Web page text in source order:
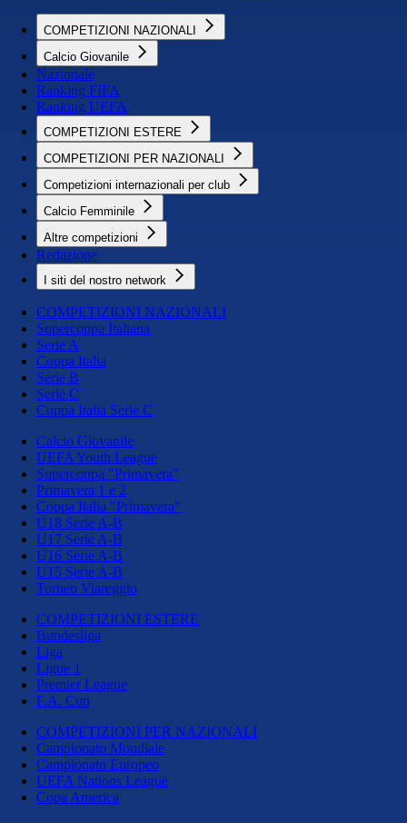
COMPETIZIONI NAZIONALI
Calcio Giovanile
Nazionale
Ranking FIFA
Ranking UEFA
COMPETIZIONI ESTERE
COMPETIZIONI PER NAZIONALI
Competizioni internazionali per club
Calcio Femminile
Altre competizioni
Redazione
I siti del nostro network
COMPETIZIONI NAZIONALI
Supercoppa Italiana
Serie A
Coppa Italia
Serie B
Serie C
Coppa Italia Serie C
Calcio Giovanile
UEFA Youth League
Supercoppa "Primavera"
Primavera 1 e 2
Coppa Italia "Primavera"
U18 Serie A-B
U17 Serie A-B
U16 Serie A-B
U15 Serie A-B
Torneo Viareggio
COMPETIZIONI ESTERE
Bundesliga
Liga
Ligue 1
Premier League
F.A. Cup
COMPETIZIONI PER NAZIONALI
Campionato Mondiale
Campionato Europeo
UEFA Nations League
Copa America